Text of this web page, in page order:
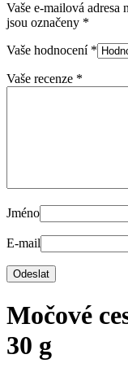
Vaše e-mailová adresa
jsou označeny *
Vaše hodnocení *
Vaše recenze *
Jméno
E-mail
Močové
30 g